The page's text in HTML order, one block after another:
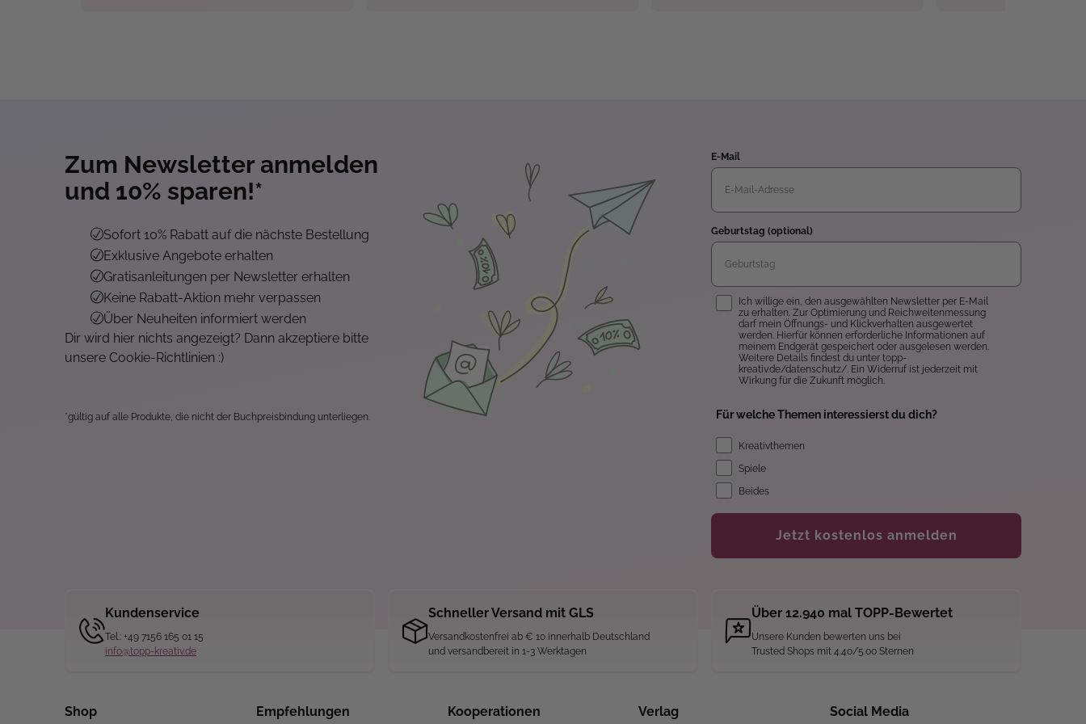
Zum Newsletter anmelden
und 10% sparen!*
Sofort 10% Rabatt auf die nächste Bestellung
Exklusive Angebote erhalten
Gratisanleitungen per Newsletter erhalten
Keine Rabatt-Aktion mehr verpassen
Über Neuheiten informiert werden
Dir wird hier nichts angezeigt? Dann akzeptiere bitte
unsere Cookie-Richtlinien :)
*gültig auf alle Produkte, die nicht der Buchpreisbindung unterliegen.
E-Mail
Geburtstag (optional)
Einwilligung
Ich willige ein, den ausgewählten Newsletter per E-Mail
zu erhalten. Zur Optimierung und Reichweitenmessung
darf mein Öffnungs- und Klickverhalten ausgewertet
werden. Hierfür können erforderliche Informationen auf
meinem Endgerät gespeichert oder ausgelesen werden.
Weitere Details findest du unter topp-
kreativ.de/datenschutz/. Ein Widerruf ist jederzeit mit
Wirkung für die Zukunft möglich.
Für welche Themen interessierst du dich?
Kreativthemen
Spiele
Beides
Jetzt kostenlos anmelden
Kundenservice
Tel.: +49 7156 165 01 15
info@topp-kreativ.de
Schneller Versand mit GLS
Versandkostenfrei ab € 10 innerhalb Deutschland
und versandbereit in 1-3 Werktagen
Über 12.940 mal TOPP-Bewertet
Unsere Kunden bewerten uns bei
Trusted Shops mit 4.40/5.00 Sternen
Shop Empfehlungen Kooperationen Verlag Social Media